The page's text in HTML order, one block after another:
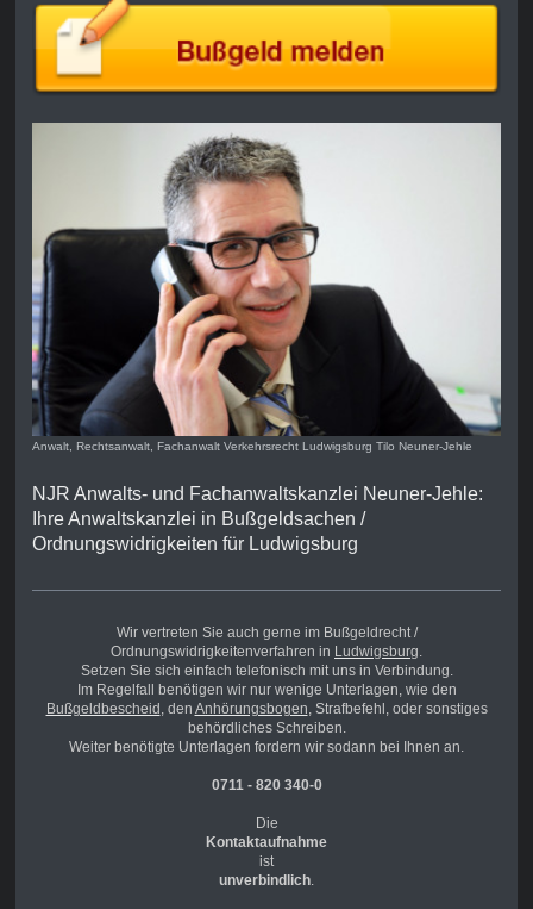
Anwalt, Rechtsanwalt, Fachanwalt Verkehrsrecht Ludwigsburg Tilo Neuner-Jehle
NJR Anwalts- und Fachanwaltskanzlei Neuner-Jehle:
Ihre Anwaltskanzlei in Bußgeldsachen /
Ordnungswidrigkeiten für Ludwigsburg
Wir vertreten Sie auch gerne im Bußgeldrecht /
Ordnungswidrigkeitenverfahren in Ludwigsburg.
Setzen Sie sich einfach telefonisch mit uns in Verbindung.
Im Regelfall benötigen wir nur wenige Unterlagen, wie den
Bußgeldbescheid , den Anhörungsbogen, Strafbefehl, oder sonstiges
behördliches Schreiben.
Weiter benötigte Unterlagen fordern wir sodann bei Ihnen an.
0711 - 820 340-0
Die
Kontaktaufnahme
ist
unverbindlich.